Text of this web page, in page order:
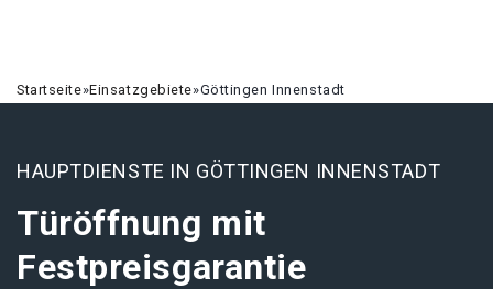
Startseite»Einsatzgebiete»Göttingen Innenstadt
HAUPTDIENSTE IN GÖTTINGEN INNENSTADT
Türöffnung mit
Festpreisgarantie